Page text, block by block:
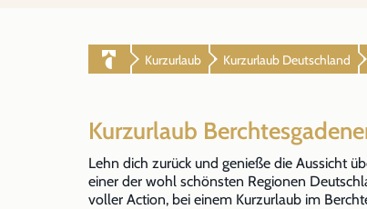
Kurzurlaub Kurzurlaub Deutschland
Kurzurlaub
Lehn dich zurück und genieße die Aussicht
einer der wohl schönsten Regionen
voller Action, bei einem Kurzurlaub im